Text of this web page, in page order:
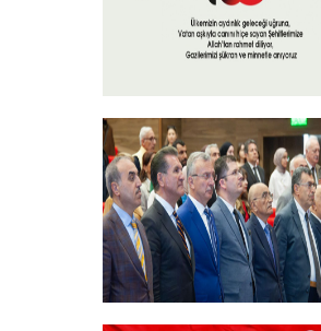
15 Temmuz 2024
+